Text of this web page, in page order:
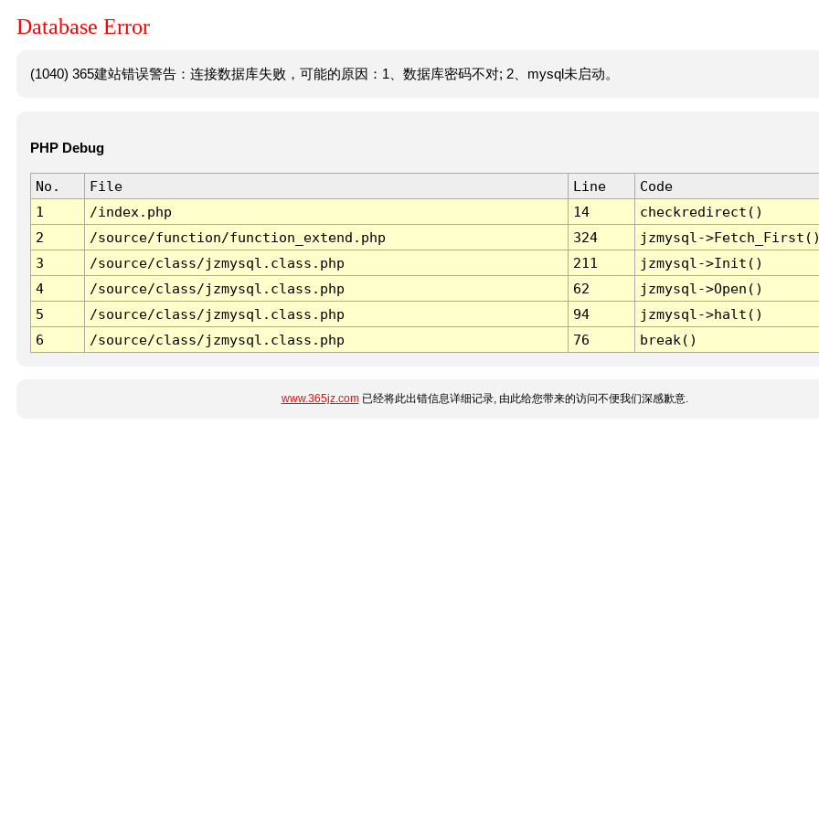
Database Error
(1040) 365建站错误警告：连接数据库失败，可能的原因：1、数据库密码不对; 2、mysql未启动。
PHP Debug
No. File Line
Code
1
/index.php 14
checkredirect()
2
/source/function/function_extend.php 324
jzmysql-
3
/source/class/jzmysql.class.php 211
jzmysql->Init()
4
/source/class/jzmysql.class.php 62
jzmysql->Open()
5
/source/class/jzmysql.class.php 94
jzmysql->halt()
6
/source/class/jzmysql.class.php 76 break()
www.365jz.com已经将此出错信息详细记录, 由此给您带来的访问不便我们深感歉意.